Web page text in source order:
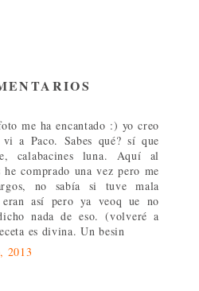
me ha encantado :) yo creo
a Paco. Sabes qué? sí que
calabacines luna. Aquí al
comprado una vez pero me
no sabía si tuve mala
así pero ya veoq ue no
nada de eso. (volveré a
es divina. Un besin
2013